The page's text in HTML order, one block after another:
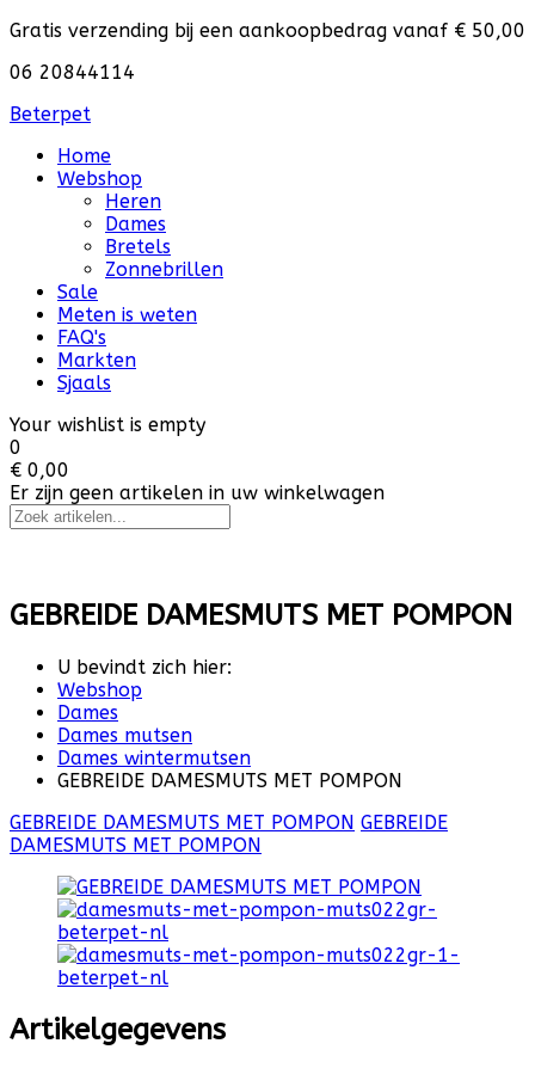
Gratis verzending bij een aankoopbedrag vanaf € 50,00
06 20844114
Beterpet
Home
Webshop
Heren
Dames
Bretels
Zonnebrillen
Sale
Meten is weten
FAQ's
Markten
Sjaals
Your wishlist is empty
0
€ 0,00
Er zijn geen artikelen in uw winkelwagen
GEBREIDE DAMESMUTS MET POMPON
U bevindt zich hier:
Webshop
Dames
Dames mutsen
Dames wintermutsen
GEBREIDE DAMESMUTS MET POMPON
GEBREIDE DAMESMUTS MET POMPON GEBREIDE
DAMESMUTS MET POMPON
Artikelgegevens